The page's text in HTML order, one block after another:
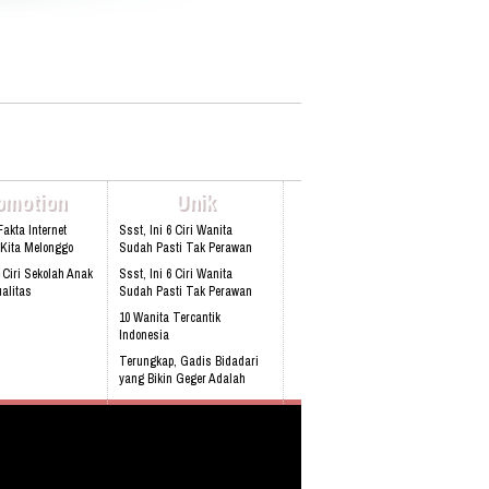
Internet
Melonggo
Sekolah Anak
Unik
Ssst, Ini 6 Ciri Wanita
Sudah Pasti Tak Perawan
Ssst, Ini 6 Ciri Wanita
Sudah Pasti Tak Perawan
10 Wanita Tercantik
Indonesia
Terungkap, Gadis Bidadari
yang Bikin Geger Adalah
Kocak, Niat Menolong Korban